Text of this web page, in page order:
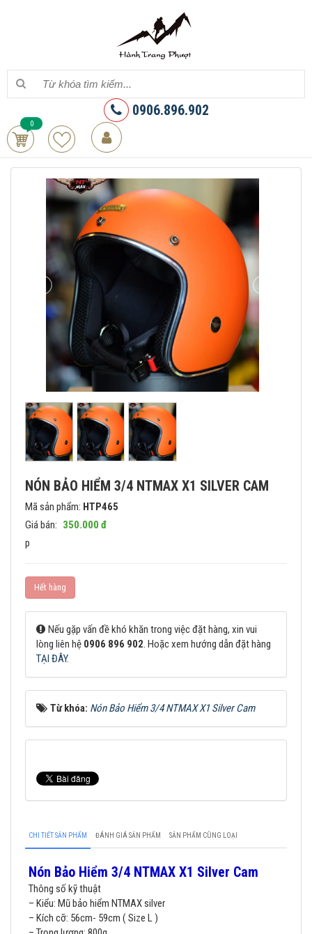
0906.896.902
0
NÓN BẢO HIỂM 3/4 NTMAX X1 SILVER CAM
Mã sản phẩm: HTP465
Giá bán: 350.000 đ
p
Hết hàng
Nếu gặp vấn đề khó khăn trong việc đặt hàng, xin vui
lòng liên hệ 0906 896 902. Hoặc xem hướng dẫn đặt hàng
TẠI ĐÂY.
Từ khóa: Nón Bảo Hiểm 3/4 NTMAX X1 Silver Cam
CHI TIẾT SẢN PHẨM ĐÁNH GIÁ SẢN PHẨM SẢN PHẨM CÙNG LOẠI
Nón Bảo Hiểm 3/4 NTMAX X1 Silver Cam
Thông số kỹ thuật
– Kiểu: Mũ bảo hiểm NTMAX silver
– Kích cỡ: 56cm- 59cm ( Size L )